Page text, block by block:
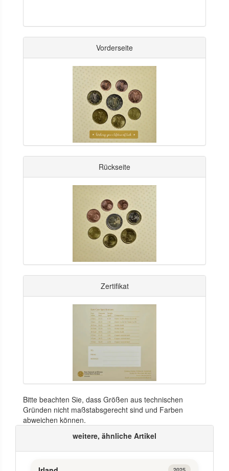
Vorderseite
Rückseite
Zertifikat
Bitte beachten Sie, dass Größen aus technischen
Gründen nicht maßstabsgerecht sind und Farben
abweichen können.
weitere, ähnliche Artikel